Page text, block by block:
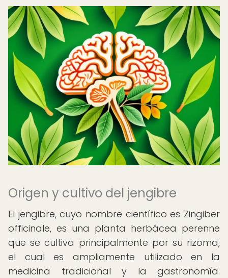
Origen y cultivo del jengibre
El jengibre, cuyo nombre científico es Zingiber
officinale, es una planta herbácea perenne
que se cultiva principalmente por su rizoma,
el cual es ampliamente utilizado en la
medicina tradicional y la gastronomía.